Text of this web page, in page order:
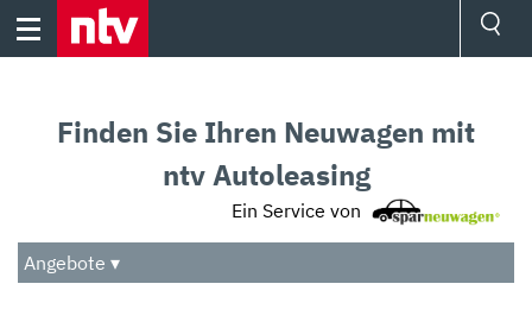
Skip
Audio
Das Beste
Finden Sie Ihren Neuwagen mit
ntv Autoleasing
Ein Service von
Angebote ▾